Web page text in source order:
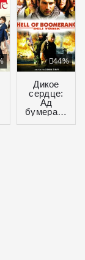
Дикое
сердце:
Ад
бумеранга
44%